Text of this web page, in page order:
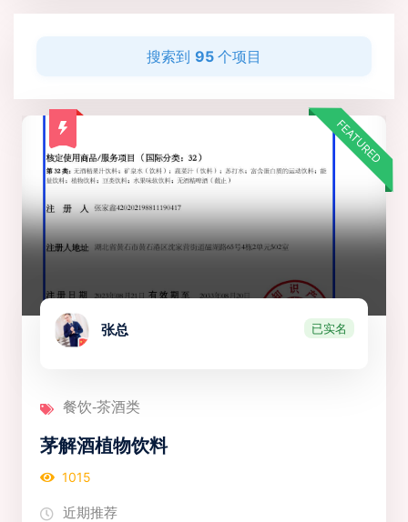
搜索到 95 个项目
FEATURED
张总 已实名
餐饮-茶酒类
茅解酒植物饮料
1015
近期推荐